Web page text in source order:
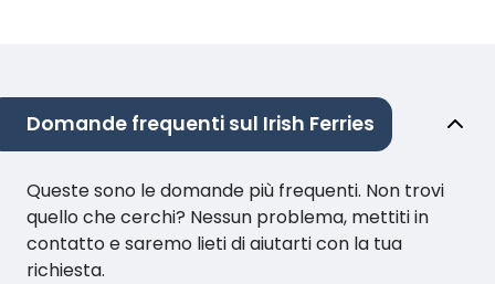
Domande frequenti sul Irish Ferries
Queste sono le domande più frequenti. Non trovi
quello che cerchi? Nessun problema, mettiti in
contatto e saremo lieti di aiutarti con la tua
richiesta.